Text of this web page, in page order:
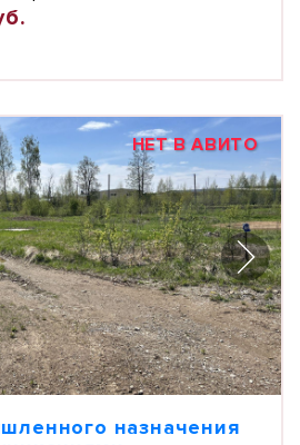
НЕТ В АВИТО
назначения